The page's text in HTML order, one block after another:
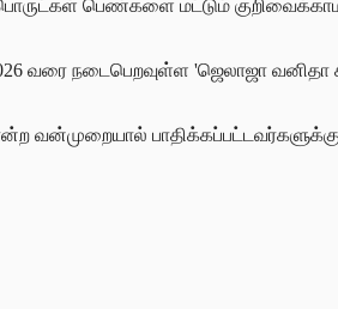
பெண்களை மட்டும்
வரை நடைபெறவுள்ள 'ஜெலாஜா வனிதா
வன்முறையால்